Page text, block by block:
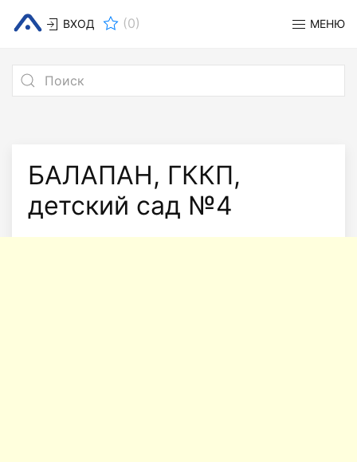
ВХОД (0) МЕНЮ
БАЛАПАН, ГККП,
детский сад №4